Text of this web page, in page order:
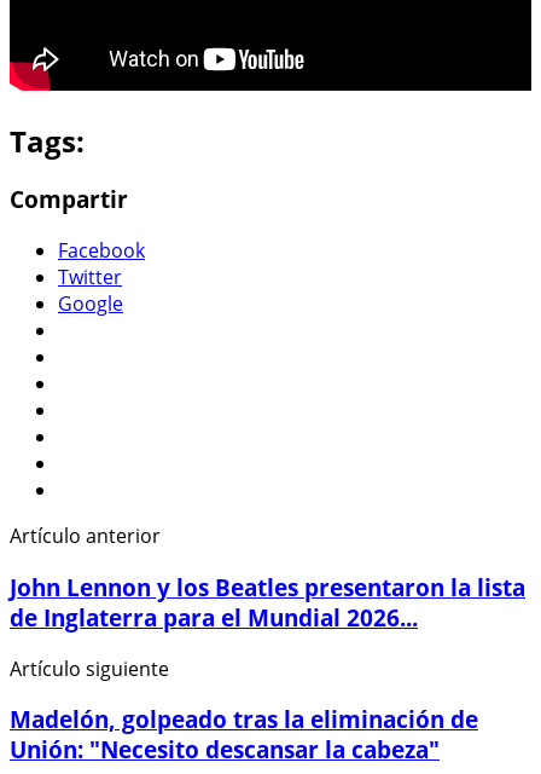
Tags:
Compartir
Facebook
Twitter
Google
Artículo anterior
John Lennon y los Beatles presentaron la lista
de Inglaterra para el Mundial 2026...
Artículo siguiente
Madelón, golpeado tras la eliminación de
Unión: "Necesito descansar la cabeza"